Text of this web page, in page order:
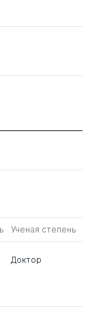
Ученая степень
Доктор